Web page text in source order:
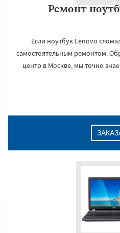
Ремонт
Если ноутбук Lenovo
самостоятельным ремонтом.
центр в Москве, мы точно